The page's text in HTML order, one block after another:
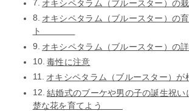
オキシペタラム（ブルースター）の
オキシペタラム（ブルースター）の
ト
オキシペタラム（ブルースター）の
毒性に注意
オキシペタラム（ブルースター）が
結婚式のブーケや男の子の誕生祝い
楚な花を育てよう